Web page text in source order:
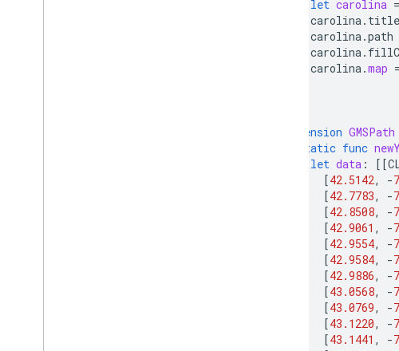
let carolina =
carolina. title
carolina.path
carolina.
carolina.map =
extension GMSPath
static func
let data : [[
[42.5142, -
[42.7783, -
[42.8508, -
[42.9061 , -
[42.9554, -
[42.9584, -
[42.9886, -
[43.0568, -
[43.0769, -
[43.1220, -
[43.1441 , -